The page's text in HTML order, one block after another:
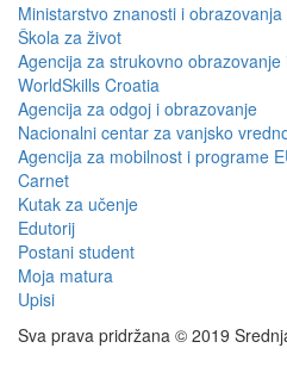
Ministarstvo znanosti i obrazovanja
Škola za život
Agencija za strukovno
WorldSkills Croatia
Agencija za odgoj i obrazovanje
Nacionalni centar za vanjsko
Agencija za mobilnost i programe
Carnet
Kutak za učenje
Edutorij
Postani student
Moja matura
Upisi
Sva prava pridržana © 2019